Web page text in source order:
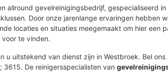
allround gevelreinigingsbedrijf, gespecialiseerd
Door onze jarenlange ervaringen hebben
locaties en situaties meegemaakt om hier een
voor te vinden.
u uitstekend van dienst zijn in Westbroek. Bel ons
3615. De reinigersspecialisten van